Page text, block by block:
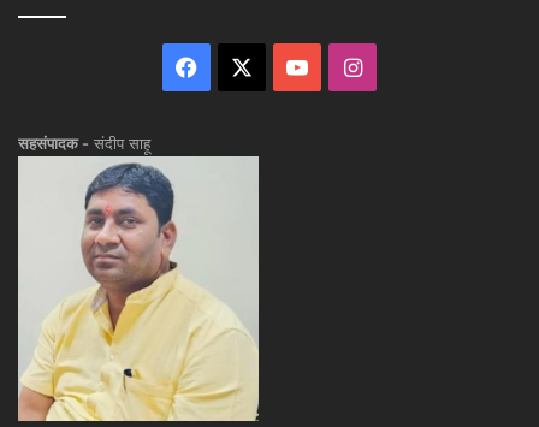
Facebook YouTubeInstagram
सहसंपादक - संदीप साहू